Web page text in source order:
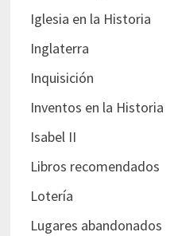
Iglesia en la Historia
Inglaterra
Inquisición
Inventos en la Historia
Isabel II
Libros recomendados
Lotería
Lugares abandonados